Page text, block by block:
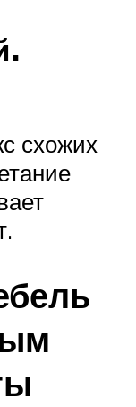
схожих